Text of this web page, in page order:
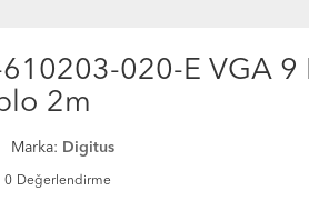
020-E VGA 9
2m
Marka: Digitus
0 Değerlendirme